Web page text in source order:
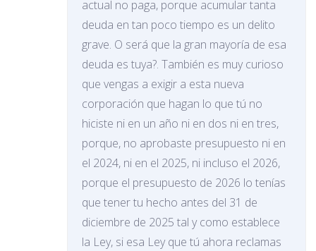
actual no paga, porque acumular tanta
deuda en tan poco tiempo es un delito
grave. O será que la gran mayoría de esa
deuda es tuya?. También es muy curioso
que vengas a exigir a esta nueva
corporación que hagan lo que tú no
hiciste ni en un año ni en dos ni en tres,
porque, no aprobaste presupuesto ni en
el 2024, ni en el 2025, ni incluso el 2026,
porque el presupuesto de 2026 lo tenías
que tener tu hecho antes del 31 de
diciembre de 2025 tal y como establece
la Ley, si esa Ley que tú ahora reclamas